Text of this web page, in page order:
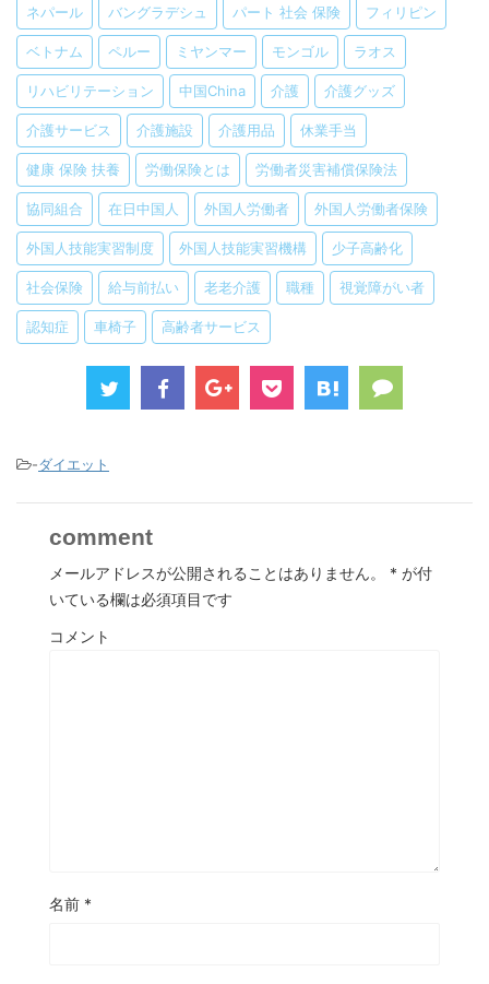
ネパール バングラデシュ パート 社会 保険 フィリピン
ベトナム ペルー ミヤンマー モンゴル ラオス
リハビリテーション 中国China 介護 介護グッズ
介護サービス 介護施設 介護用品 休業手当
健康 保険 扶養 労働保険とは 労働者災害補償保険法
協同組合 在日中国人 外国人労働者 外国人労働者保険
外国人技能実習制度 外国人技能実習機構 少子高齢化
社会保険 給与前払い 老老介護 職種 視覚障がい者
認知症 車椅子 高齢者サービス
-ダイエット
comment
メールアドレスが公開されることはありません。 * が付
いている欄は必須項目です
コメント
名前 *